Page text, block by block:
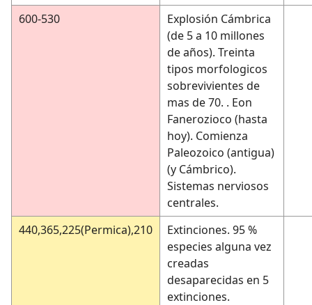
600-530
Explosión Cámbrica
(de 5 a 10 millones
de años). Treinta
tipos morfologicos
sobrevivientes de
mas de 70. . Eon
Fanerozioco (hasta
hoy). Comienza
Paleozoico (antigua)
(y Cámbrico).
Sistemas nerviosos
centrales.
440,365,225(Permica),210
Extinciones. 95 %
especies alguna vez
creadas
desaparecidas en 5
extinciones.